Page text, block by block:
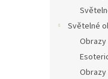
Světelné